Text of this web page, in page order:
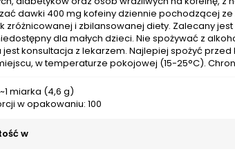
dawki 400 mg kofeiny dziennie pochodzącej
zróżnicowanej i zbilansowanej diety. Zalecany
dla małych dzieci. Nie spożywać z
konsultacja z lekarzem. Najlepiej spożyć
w temperaturze pokojowej (15-25°C).
miarka (4,6 g)
w opakowaniu: 100
w